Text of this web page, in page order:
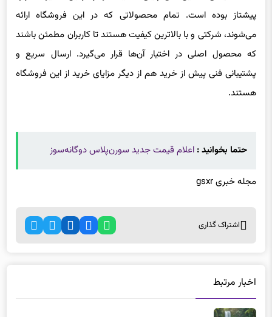
پیشتاز بوده است. تمام محصولاتی که در این فروشگاه ارائه
می‌شوند، شرکتی و با بالاترین کیفیت هستند تا کاربران مطمئن باشند
که محصول اصلی در اختیار آن‌ها قرار می‌گیرد. ارسال سریع و
پشتیبانی فنی پیش از خرید هم از دیگر مزایای خرید از این فروشگاه
هستند.
حتما بخوانید :اعلام قیمت جدید سورن‌پلاس دوگانه‌سوز
مجله خبری gsxr
اشتراک گذاری
اخبار مرتبط